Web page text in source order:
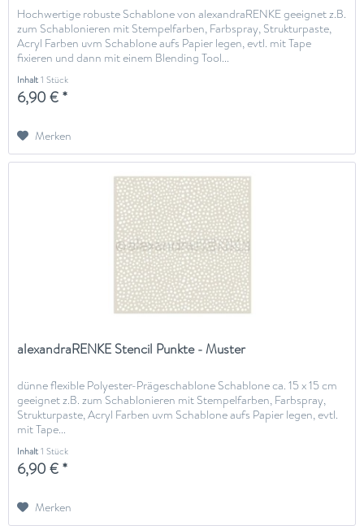
Hochwertige robuste Schablone von alexandraRENKE geeignet z.B.
zum Schablonieren mit Stempelfarben, Farbspray, Strukturpaste,
Acryl Farben uvm Schablone aufs Papier legen, evtl. mit Tape
fixieren und dann mit einem Blending Tool...
Inhalt1 Stück
6,90 € *
Merken
alexandraRENKE Stencil Punkte - Muster
dünne flexible Polyester-Prägeschablone Schablone ca. 15 x 15 cm
geeignet z.B. zum Schablonieren mit Stempelfarben, Farbspray,
Strukturpaste, Acryl Farben uvm Schablone aufs Papier legen, evtl.
mit Tape...
Inhalt1 Stück
6,90 € *
Merken